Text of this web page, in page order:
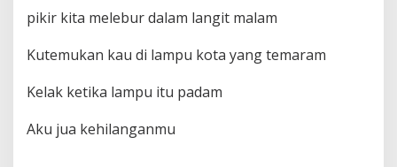
pikir kita melebur dalam langit malam
Kutemukan kau di lampu kota yang temaram
Kelak ketika lampu itu padam
Aku jua kehilanganmu